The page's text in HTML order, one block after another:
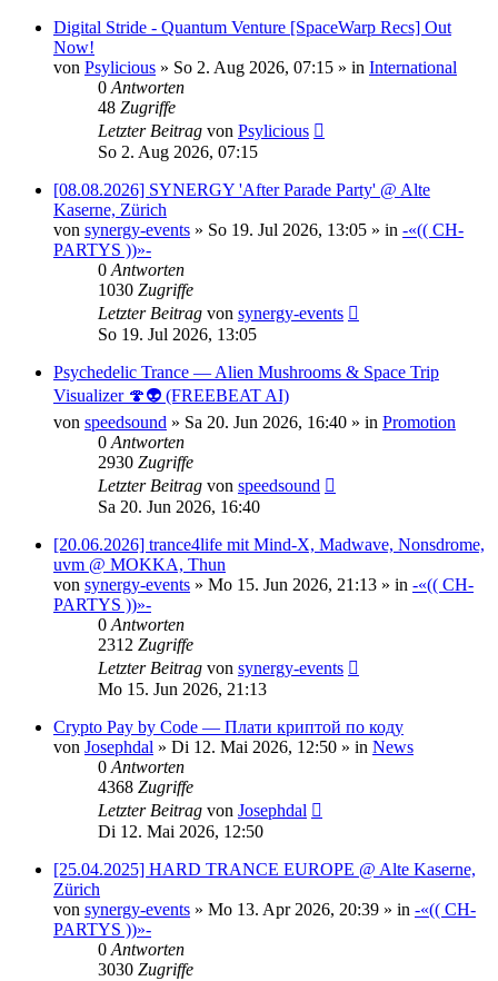
Digital Stride - Quantum Venture [SpaceWarp Recs] Out
Now!
von Psylicious » So 2. Aug 2026, 07:15 » in International
0 Antworten
48 Zugriffe
Letzter Beitrag von Psylicious
So 2. Aug 2026, 07:15
[08.08.2026] SYNERGY 'After Parade Party' @ Alte
Kaserne, Zürich
von synergy-events » So 19. Jul 2026, 13:05 » in -«(( CH-
PARTYS ))»-
0 Antworten
1030 Zugriffe
Letzter Beitrag von synergy-events
So 19. Jul 2026, 13:05
Psychedelic Trance — Alien Mushrooms & Space Trip
Visualizer 🍄👽 (FREEBEAT AI)
von speedsound » Sa 20. Jun 2026, 16:40 » in Promotion
0 Antworten
2930 Zugriffe
Letzter Beitrag von speedsound
Sa 20. Jun 2026, 16:40
[20.06.2026] trance4life mit Mind-X, Madwave, Nonsdrome,
uvm @ MOKKA, Thun
von synergy-events » Mo 15. Jun 2026, 21:13 » in -«(( CH-
PARTYS ))»-
0 Antworten
2312 Zugriffe
Letzter Beitrag von synergy-events
Mo 15. Jun 2026, 21:13
Crypto Pay by Code — Плати криптой по коду
von Josephdal » Di 12. Mai 2026, 12:50 » in News
0 Antworten
4368 Zugriffe
Letzter Beitrag von Josephdal
Di 12. Mai 2026, 12:50
[25.04.2025] HARD TRANCE EUROPE @ Alte Kaserne,
Zürich
von synergy-events » Mo 13. Apr 2026, 20:39 » in -«(( CH-
PARTYS ))»-
0 Antworten
3030 Zugriffe